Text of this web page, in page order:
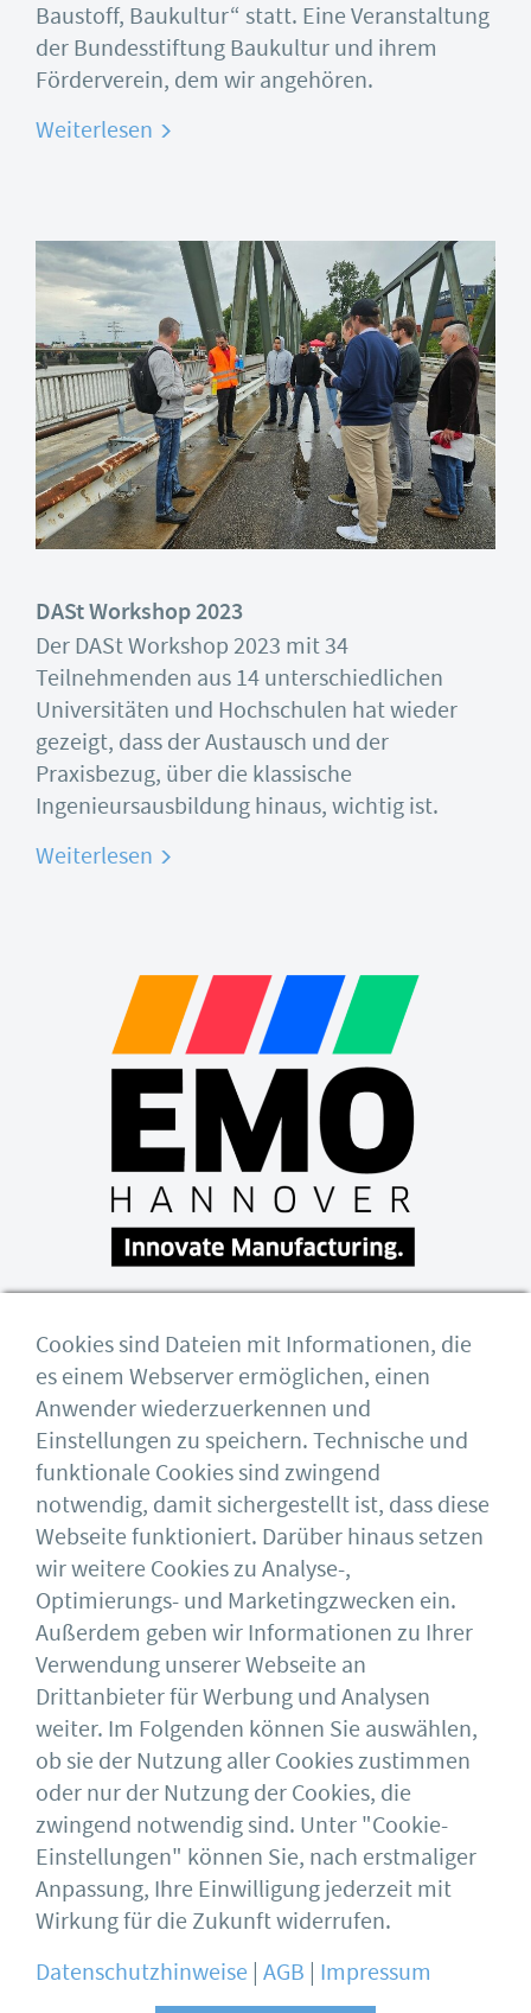
Baustoff, Baukultur“ statt. Eine Veranstaltung
der Bundesstiftung Baukultur und ihrem
Förderverein, dem wir angehören.
Weiterlesen
DASt Workshop 2023
Der DASt Workshop 2023 mit 34
Teilnehmenden aus 14 unterschiedlichen
Universitäten und Hochschulen hat wieder
gezeigt, dass der Austausch und der
Praxisbezug, über die klassische
Ingenieursausbildung hinaus, wichtig ist.
Weiterlesen
EMO Hannover findet wieder statt: Ihr
kostenfreies Ticket
Unter dem Slogan „Innovate Manufacturing“
öffnet die EMO Hannover 2023 vom 18.09. –
23.09.2023 erstmals seit 2019 wieder ihre
Tore.
Weiterlesen
Deutscher Stahlbau-Verband DSTV e.V.
Sohnstraße 65
40237 Düsseldorf
Impressum
AGB
Datenschutz
bauforumstahl
Feuerverzinken
DASt
Cookies sind Dateien mit Informationen, die
es einem Webserver ermöglichen, einen
Anwender wiederzuerkennen und
Einstellungen zu speichern. Technische und
funktionale Cookies sind zwingend
notwendig, damit sichergestellt ist, dass diese
Webseite funktioniert. Darüber hinaus setzen
wir weitere Cookies zu Analyse-,
Optimierungs- und Marketingzwecken ein.
Außerdem geben wir Informationen zu Ihrer
Verwendung unserer Webseite an
Drittanbieter für Werbung und Analysen
weiter. Im Folgenden können Sie auswählen,
ob sie der Nutzung aller Cookies zustimmen
oder nur der Nutzung der Cookies, die
zwingend notwendig sind. Unter "Cookie-
Einstellungen" können Sie, nach erstmaliger
Anpassung, Ihre Einwilligung jederzeit mit
Wirkung für die Zukunft widerrufen.
Datenschutzhinweise | AGB | Impressum